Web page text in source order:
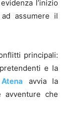
l’inizio
assumere il
principali:
e la
Atena
avvia la
che